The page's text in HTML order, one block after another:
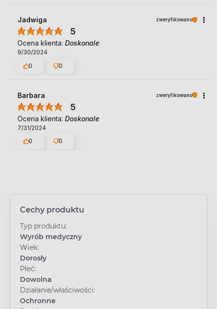
Jadwiga zweryfikowano
5
Ocena klienta: Doskonale
9/30/2024
0
0
Barbara zweryfikowano
5
Ocena klienta: Doskonale
7/31/2024
0
0
Cechy produktu
Typ produktu:
Wyrób medyczny
Wiek:
Dorosły
Płeć:
Dowolna
Działanie/właściwości:
Ochronne